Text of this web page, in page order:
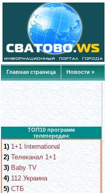
Главная страница Новости »
ТОП10 программ
телепередач:
1) 1+1 International
2) Телеканал 1+1
3) Baby TV
4) 112 Украина
5) СТБ